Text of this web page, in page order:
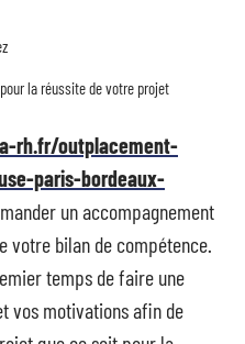
la réussite de votre projet
rh.fr/outplacement-
paris-bordeaux-
un accompagnement
votre bilan de compétence.
temps de faire une
vos motivations afin de